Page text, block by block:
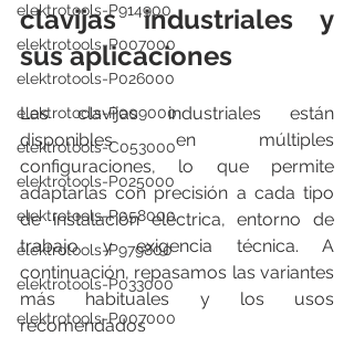
elektrotools-P914900
elektrotools-P007000
elektrotools-P026000
elektrotools-P009000
elektrotools-C053000
elektrotools-P025000
elektrotools-P058000
elektrotools-P979800
elektrotools-P033000
elektrotools-P007000
clavijas industriales y
sus aplicaciones
Las clavijas industriales están
disponibles en múltiples
configuraciones, lo que permite
adaptarlas con precisión a cada tipo
de instalación eléctrica, entorno de
trabajo y exigencia técnica. A
continuación, repasamos las variantes
más habituales y los usos
recomendados